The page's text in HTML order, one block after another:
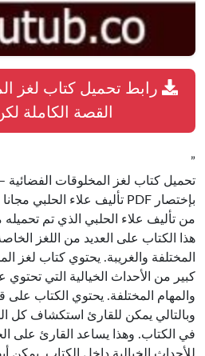
رابط تحميل كتاب لغز
القصة الكاملة
”
تحميل كتاب لغز المخلوقات الفضائية
من تأليف علاء الحلبي الذي تم تحميله
هذا الكتاب على العديد من اللغز
المختلفة والغريبة. يحتوي كتاب لغز
كبير من الأحداث الخيالية التي تحتوي
والمهام المختلفة. يحتوي الكتاب على
وبالتالي يمكن للقارئ استكشاف كل
في الكتاب. وهذا يساعد القارئ على
للأحداث الخيالية داخل الكتاب. يمكن